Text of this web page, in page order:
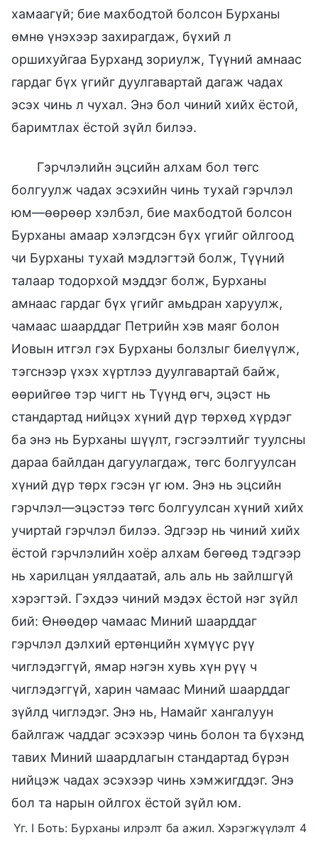
хамаагүй; бие махбодтой болсон Бурханы
өмнө үнэхээр захирагдаж, бүхий л
оршихуйгаа Бурханд зориулж, Түүний амнаас
гардаг бүх үгийг дуулгавартай дагаж чадах
эсэх чинь л чухал. Энэ бол чиний хийх ёстой,
баримтлах ёстой зүйл билээ.
Гэрчлэлийн эцсийн алхам бол төгс
болгуулж чадах эсэхийн чинь тухай гэрчлэл
юм—өөрөөр хэлбэл, бие махбодтой болсон
Бурханы амаар хэлэгдсэн бүх үгийг ойлгоод
чи Бурханы тухай мэдлэгтэй болж, Түүний
талаар тодорхой мэддэг болж, Бурханы
амнаас гардаг бүх үгийг амьдран харуулж,
чамаас шаарддаг Петрийн хэв маяг болон
Иовын итгэл гэх Бурханы болзлыг биелүүлж,
тэгснээр үхэх хүртлээ дуулгавартай байж,
өөрийгөө тэр чигт нь Түүнд өгч, эцэст нь
стандартад нийцэх хүний дүр төрхөд хүрдэг
ба энэ нь Бурханы шүүлт, гэсгээлтийг туулсны
дараа байлдан дагуулагдаж, төгс болгуулсан
хүний дүр төрх гэсэн үг юм. Энэ нь эцсийн
гэрчлэл—эцэстээ төгс болгуулсан хүний хийх
учиртай гэрчлэл билээ. Эдгээр нь чиний хийх
ёстой гэрчлэлийн хоёр алхам бөгөөд тэдгээр
нь харилцан уялдаатай, аль аль нь зайлшгүй
хэрэгтэй. Гэхдээ чиний мэдэх ёстой нэг зүйл
бий: Өнөөдөр чамаас Миний шаарддаг
гэрчлэл дэлхий ертөнцийн хүмүүс рүү
чиглэдэггүй, ямар нэгэн хувь хүн рүү ч
чиглэдэггүй, харин чамаас Миний шаарддаг
зүйлд чиглэдэг. Энэ нь, Намайг хангалуун
байлгаж чаддаг эсэхээр чинь болон та бүхэнд
тавих Миний шаардлагын стандартад бүрэн
нийцэж чадах эсэхээр чинь хэмжигддэг. Энэ
бол та нарын ойлгох ёстой зүйл юм.
Үг. I Боть: Бурханы илрэлт ба ажил. Хэрэгжүүлэлт 4